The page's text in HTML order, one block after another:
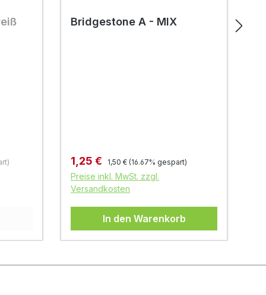
Bridgestone A - MIX
Verkaufspreis:
1,25 € Regulärer Preis:
1,50 € (16.67% gespart)
Preise inkl. MwSt. zzgl.
Versandkosten
In den Warenkorb